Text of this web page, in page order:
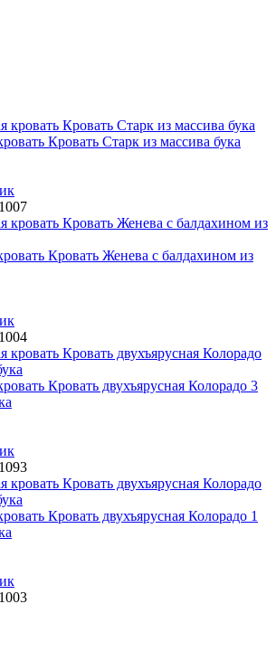
Кровать Старк из массива бука
Кровать Женева с балдахином из
Кровать двухъярусная Колорадо 3
Кровать двухъярусная Колорадо 1